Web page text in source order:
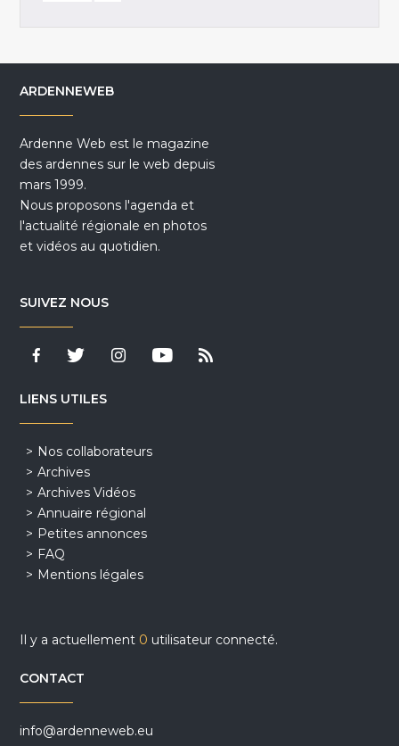
ARDENNEWEB
Ardenne Web est le magazine
des ardennes sur le web depuis
mars 1999.
Nous proposons l'agenda et
l'actualité régionale en photos
et vidéos au quotidien.
SUIVEZ NOUS
LIENS UTILES
Nos collaborateurs
Archives
Archives Vidéos
Annuaire régional
Petites annonces
FAQ
Mentions légales
Il y a actuellement 0 utilisateur connecté.
CONTACT
info@ardenneweb.eu